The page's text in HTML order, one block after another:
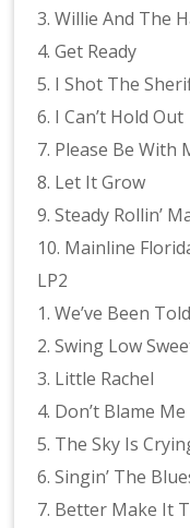
3. Willie And The
4. Get Ready
5. I Shot The
6. I Can’t Hold Out
7. Please Be With
8. Let It Grow
9. Steady Rollin’
10. Mainline
LP2
1. We’ve Been
2. Swing Low
3. Little Rachel
4. Don’t Blame Me
5. The Sky Is
6. Singin’ The
7. Better Make It